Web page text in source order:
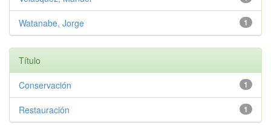
1
Watanabe, Jorge
Título
1
Conservación
1
Restauración